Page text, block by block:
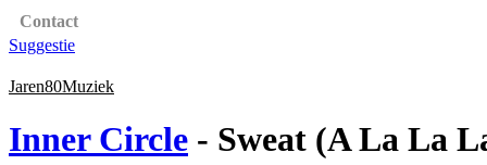
Contact
Suggestie
Jaren80Muziek
Inner Circle - Sweat (A La La